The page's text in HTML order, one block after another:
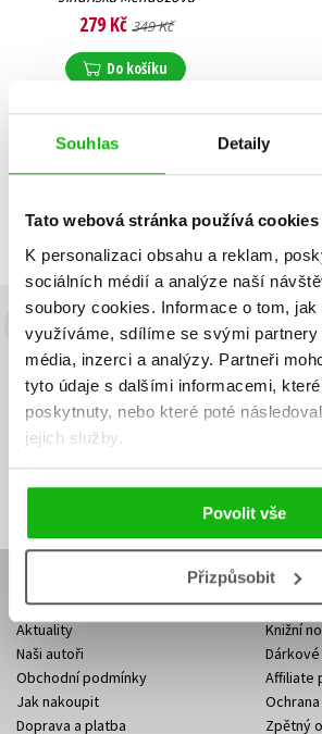
Souhlas Detaily
Tato webová stránka používá cookies
K personalizaci obsahu a reklam,
sociálních médií a analýze naší
soubory cookies. Informace o tom, jak
využíváme, sdílíme se svými partnery
média, inzerci a analýzy. Partneři
tyto údaje s dalšími informacemi,
poskytnuty, nebo které poté
jejich služby.
Povolit vše
Přizpůsobit
279 Kč 349 Kč
Do košíku
Předchozí 1 Další
Budete to vědět jako první!
Zajímá Vás, jaký knižní hit právě vychází, na
sleva, jaká běží soutěž o ceny? Přihlášením k
mailových novinek
souhlasíte se zpracováním
Vaše e-
adresa
Vaše e-
adresa
E-SHOP
Aktuality
Naši autoři
Obchodní podmínky
Jak nakoupit
Doprava a platba
Knižní
Affiliate
Zpětný